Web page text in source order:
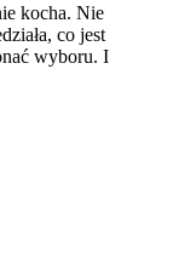
kocha. Nie
co jest
wyboru. I